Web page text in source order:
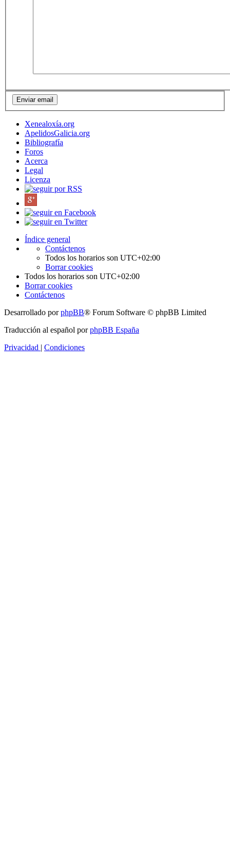
Xenealoxía.org
ApelidosGalicia.org
Bibliografía
Foros
Acerca
Legal
Licenza
Índice general
Contáctenos
Todos los horarios son UTC+02:00
Borrar cookies
Todos los horarios son UTC+02:00
Borrar cookies
Contáctenos
Desarrollado porphpBB® Forum Software © phpBB Limited
Traducción al español porphpBB España
Privacidad
Condiciones